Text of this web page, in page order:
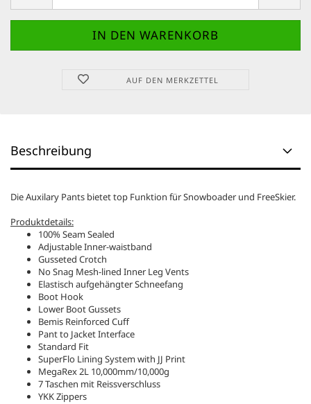
AUF DEN MERKZETTEL
Beschreibung
Die Auxilary Pants bietet top Funktion für Snowboader und FreeSkier.
Produktdetails:
100% Seam Sealed
Adjustable Inner-waistband
Gusseted Crotch
No Snag Mesh-lined Inner Leg Vents
Elastisch aufgehängter Schneefang
Boot Hook
Lower Boot Gussets
Bemis Reinforced Cuff
Pant to Jacket Interface
Standard Fit
SuperFlo Lining System with JJ Print
MegaRex 2L 10,000mm/10,000g
7 Taschen mit Reissverschluss
YKK Zippers